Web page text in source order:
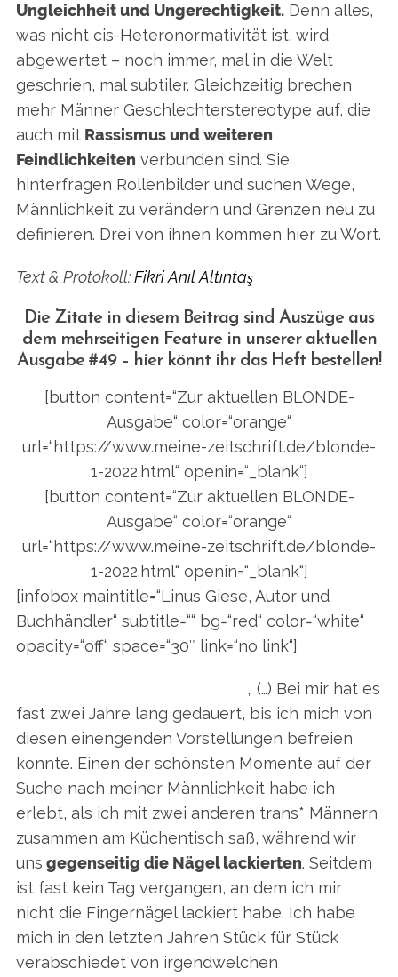
Ungleichheit und Ungerechtigkeit.Denn alles,
was nicht cis-Heteronormativität ist, wird
abgewertet – noch immer, mal in die Welt
geschrien, mal subtiler. Gleichzeitig brechen
mehr Männer Geschlechterstereotype auf, die
auch mitRassismus und weiteren
Feindlichkeiten verbunden sind. Sie
hinterfragen Rollenbilder und suchen Wege,
Männlichkeit zu verändern und Grenzen neu zu
definieren. Drei von ihnen kommen hier zu Wort.
Text & Protokoll:Fikri Anıl Altıntaş
Die Zitate in diesem Beitrag sind Auszüge aus
dem mehrseitigen Feature in unserer aktuellen
Ausgabe #49 – hier könnt ihr das Heft bestellen!
[button content=“Zur aktuellen BLONDE-
Ausgabe“ color=“orange“
url=“https://www.meine-zeitschrift.de/blonde-
1-2022.html“ openin=“_blank“]
[button content=“Zur aktuellen BLONDE-
Ausgabe“ color=“orange“
url=“https://www.meine-zeitschrift.de/blonde-
1-2022.html“ openin=“_blank“]
[infobox maintitle=“Linus Giese, Autor und
Buchhändler“ subtitle=““ bg=“red“ color=“white“
opacity=“off“ space=“30″ link=“no link“]
„ (…) Bei mir hat es
fast zwei Jahre lang gedauert, bis ich mich von
diesen einengenden Vorstellungen befreien
konnte. Einen der schönsten Momente auf der
Suche nach meiner Männlichkeit habe ich
erlebt, als ich mit zwei anderen trans* Männern
zusammen am Küchentisch saß, während wir
uns gegenseitig die Nägel lackierten. Seitdem
ist fast kein Tag vergangen, an dem ich mir
nicht die Fingernägel lackiert habe. Ich habe
mich in den letzten Jahren Stück für Stück
verabschiedet von irgendwelchen